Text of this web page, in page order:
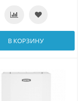
В КОРЗИНУ